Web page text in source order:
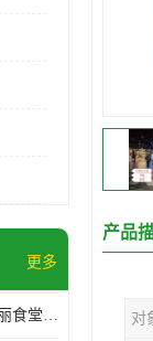
更多
臭虫消杀 上门服务 瑞丽食堂杀虫公司*
产品
对